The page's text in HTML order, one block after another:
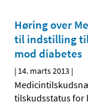
Høring over
til indstilling
mod diabetes
| 14. marts 2013 |
tilskudsstatus for